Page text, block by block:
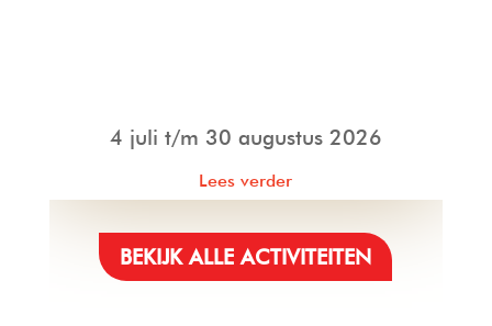
4 juli t/m 30 augustus 2026
Lees verder
BEKIJK ALLE ACTIVITEITEN